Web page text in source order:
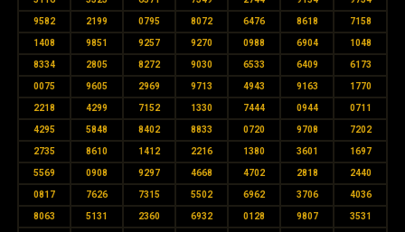
9582 2199 0795 8072 6476 8618 7158
1408 9851 9257 9270 0988 6904 1048
8334 2805 8272 9030 6533 6409 6173
0075 9605 2969 9713 4943 9163 1770
2218 4299 7152 1330 7444 0944 0711
4295 5848 8402 8833 0720 9708 7202
2735 8610 1412 2216 1380 3601 1697
5569 0908 9297 4668 4702 2818 2440
0817 7626 7315 5502 6962 3706 4036
8063 5131 2360 6932 0128 9807 3531